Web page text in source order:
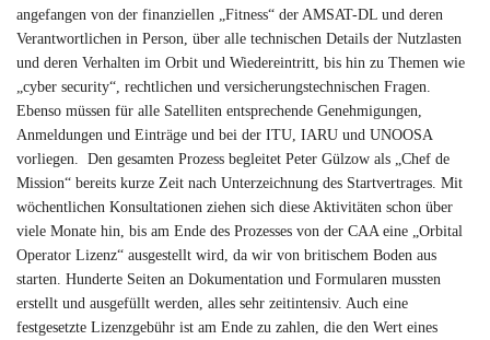
angefangen von der finanziellen „Fitness“ der AMSAT-DL und deren
Verantwortlichen in Person, über alle technischen Details der Nutzlasten
und deren Verhalten im Orbit und Wiedereintritt, bis hin zu Themen wie
„cyber security“, rechtlichen und versicherungstechnischen Fragen.
Ebenso müssen für alle Satelliten entsprechende Genehmigungen,
Anmeldungen und Einträge und bei der ITU, IARU und UNOOSA
vorliegen. Den gesamten Prozess begleitet Peter Gülzow als „Chef de
Mission“ bereits kurze Zeit nach Unterzeichnung des Startvertrages. Mit
wöchentlichen Konsultationen ziehen sich diese Aktivitäten schon über
viele Monate hin, bis am Ende des Prozesses von der CAA eine „Orbital
Operator Lizenz“ ausgestellt wird, da wir von britischem Boden aus
starten. Hunderte Seiten an Dokumentation und Formularen mussten
erstellt und ausgefüllt werden, alles sehr zeitintensiv. Auch eine
festgesetzte Lizenzgebühr ist am Ende zu zahlen, die den Wert eines